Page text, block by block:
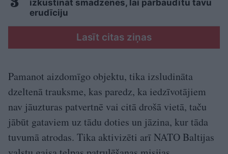
izkustināt smadzenes, lai pārbaudītu tavu
erudīciju
Lasīt citas ziņas
Pamanot aizdomīgo objektu, tika izsludināta
dzeltenā trauksme, kas paredz, ka iedzīvotājiem
nav jāuzturas patvertnē vai citā drošā vietā, taču
jābūt gataviem uz tādu doties un jāzina, kur tāda
tuvumā atrodas. Tika aktivizēti arī NATO Baltijas